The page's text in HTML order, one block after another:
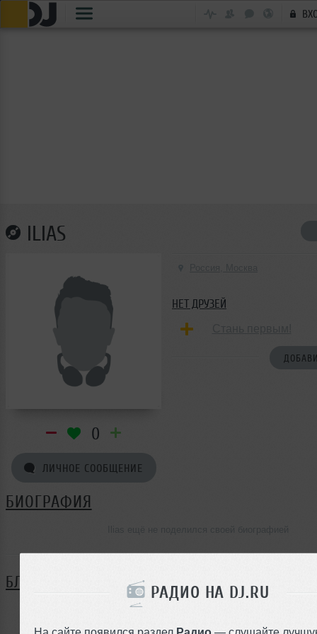
РАДИО НА DJ.RU
На сайте появился раздел Радио — слушайте
ILIAS
0
ЛИЧНОЕ СООБЩЕНИЕ
НЕТ ДРУЗЕЙ
БИОГРАФИЯ
БЛОГ